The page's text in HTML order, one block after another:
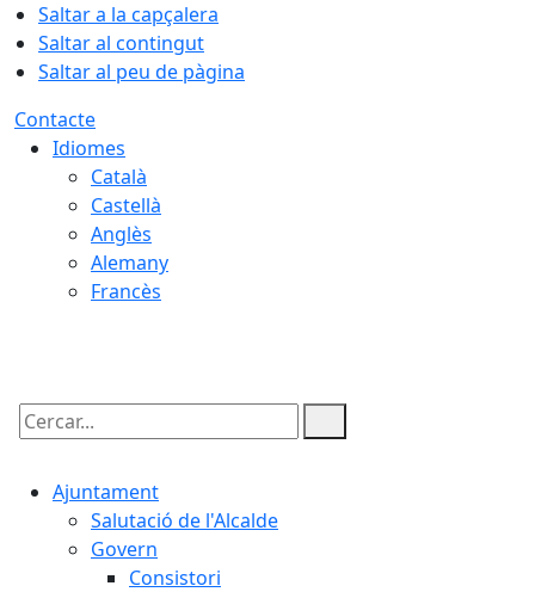
Saltar a la capçalera
Saltar al contingut
Saltar al peu de pàgina
Contacte
Idiomes
Català
Castellà
Anglès
Alemany
Francès
Cercar:
Ajuntament
Salutació de l'Alcalde
Govern
Consistori